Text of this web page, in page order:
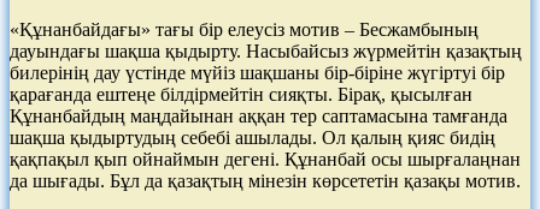
«Құнанбайдағы» тағы бір елеусіз мотив – Бесжамбының
дауындағы шақша қыдырту. Насыбайсыз жүрмейтін қазақтың
билерінің дау үстінде мүйіз шақшаны бір-біріне жүгіртуі бір
қарағанда ештеңе білдірмейтін сияқты. Бірақ, қысылған
Құнанбайдың маңдайынан аққан тер саптамасына тамғанда
шақша қыдыртудың себебі ашылады. Ол қалың қияс бидің
қақпақыл қып ойнаймын дегені. Құнанбай осы шырғалаңнан
да шығады. Бұл да қазақтың мінезін көрсететін қазақы мотив.